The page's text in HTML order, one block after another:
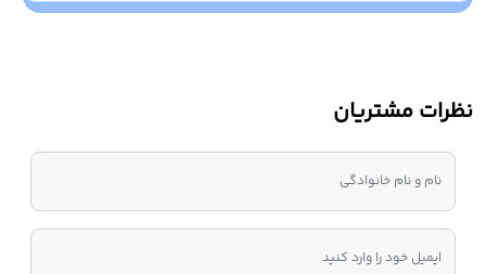
نظرات مشتریان